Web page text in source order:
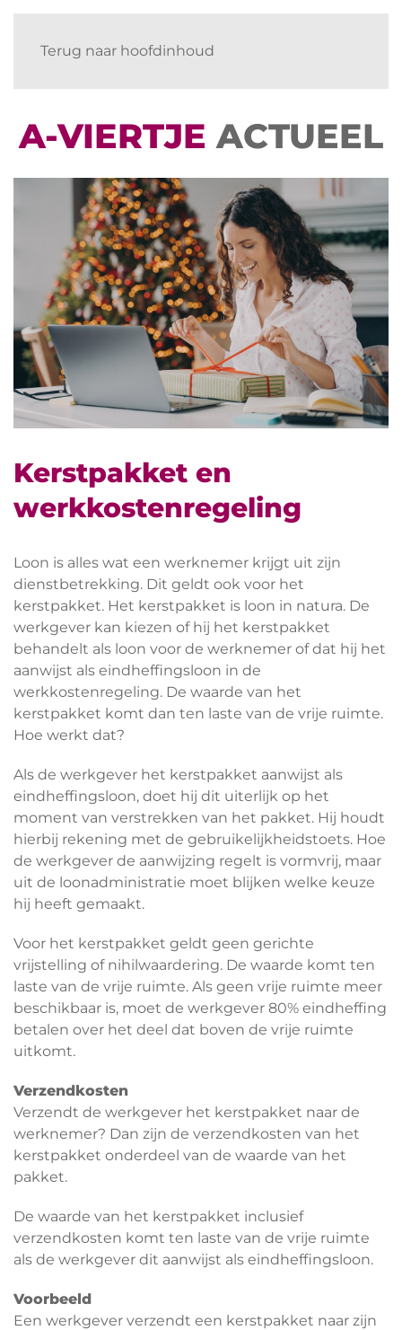
Terug naar hoofdinhoud
A-VIERTJEACTUEEL
Kerstpakket en
werkkostenregeling
Loon is alles wat een werknemer krijgt uit zijn
dienstbetrekking. Dit geldt ook voor het
kerstpakket. Het kerstpakket is loon in natura. De
werkgever kan kiezen of hij het kerstpakket
behandelt als loon voor de werknemer of dat hij het
aanwijst als eindheffingsloon in de
werkkostenregeling. De waarde van het
kerstpakket komt dan ten laste van de vrije ruimte.
Hoe werkt dat?
Als de werkgever het kerstpakket aanwijst als
eindheffingsloon, doet hij dit uiterlijk op het
moment van verstrekken van het pakket. Hij houdt
hierbij rekening met de gebruikelijkheidstoets. Hoe
de werkgever de aanwijzing regelt is vormvrij, maar
uit de loonadministratie moet blijken welke keuze
hij heeft gemaakt.
Voor het kerstpakket geldt geen gerichte
vrijstelling of nihilwaardering. De waarde komt ten
laste van de vrije ruimte. Als geen vrije ruimte meer
beschikbaar is, moet de werkgever 80% eindheffing
betalen over het deel dat boven de vrije ruimte
uitkomt.
Verzendkosten
Verzendt de werkgever het kerstpakket naar de
werknemer? Dan zijn de verzendkosten van het
kerstpakket onderdeel van de waarde van het
pakket.
De waarde van het kerstpakket inclusief
verzendkosten komt ten laste van de vrije ruimte
als de werkgever dit aanwijst als eindheffingsloon.
Voorbeeld
Een werkgever verzendt een kerstpakket naar zijn